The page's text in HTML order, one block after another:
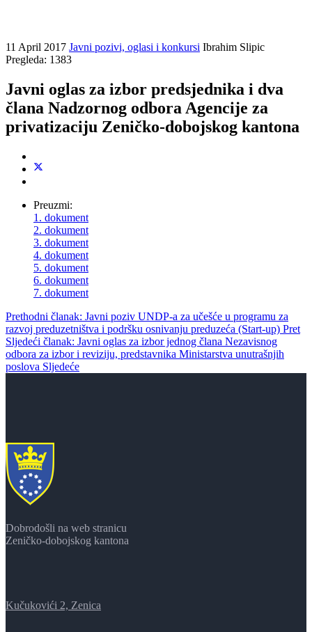
11 April 2017 Javni pozivi, oglasi i konkursi Ibrahim Slipic
Pregleda: 1383
Javni oglas za izbor predsjednika i dva
člana Nadzornog odbora Agencije za
privatizaciju Zeničko-dobojskog kantona
Preuzmi:
1. dokument
2. dokument
3. dokument
4. dokument
5. dokument
6. dokument
7. dokument
Prethodni članak: Javni poziv UNDP-a za učešće u programu za
razvoj preduzetništva i podršku osnivanju preduzeća (Start-up) Pret
Sljedeći članak: Javni oglas za izbor jednog člana Nezavisnog
odbora za izbor i reviziju, predstavnika Ministarstva unutrašnjih
poslova Sljedeće
Dobrodošli na web stranicu
Zeničko-dobojskog kantona
Kučukovići 2, Zenica